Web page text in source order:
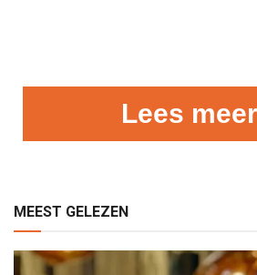
Lees
MEEST GELEZEN